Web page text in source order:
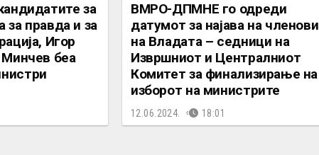
за
за правда и за
Игор
беа
ВМРО-ДПМНЕ го одреди
датумот за најава на членови
на Владата – седници на
Извршниот и Централниот
Комитет за финализирање на
изборот на министрите
12.06.2024. 18:01